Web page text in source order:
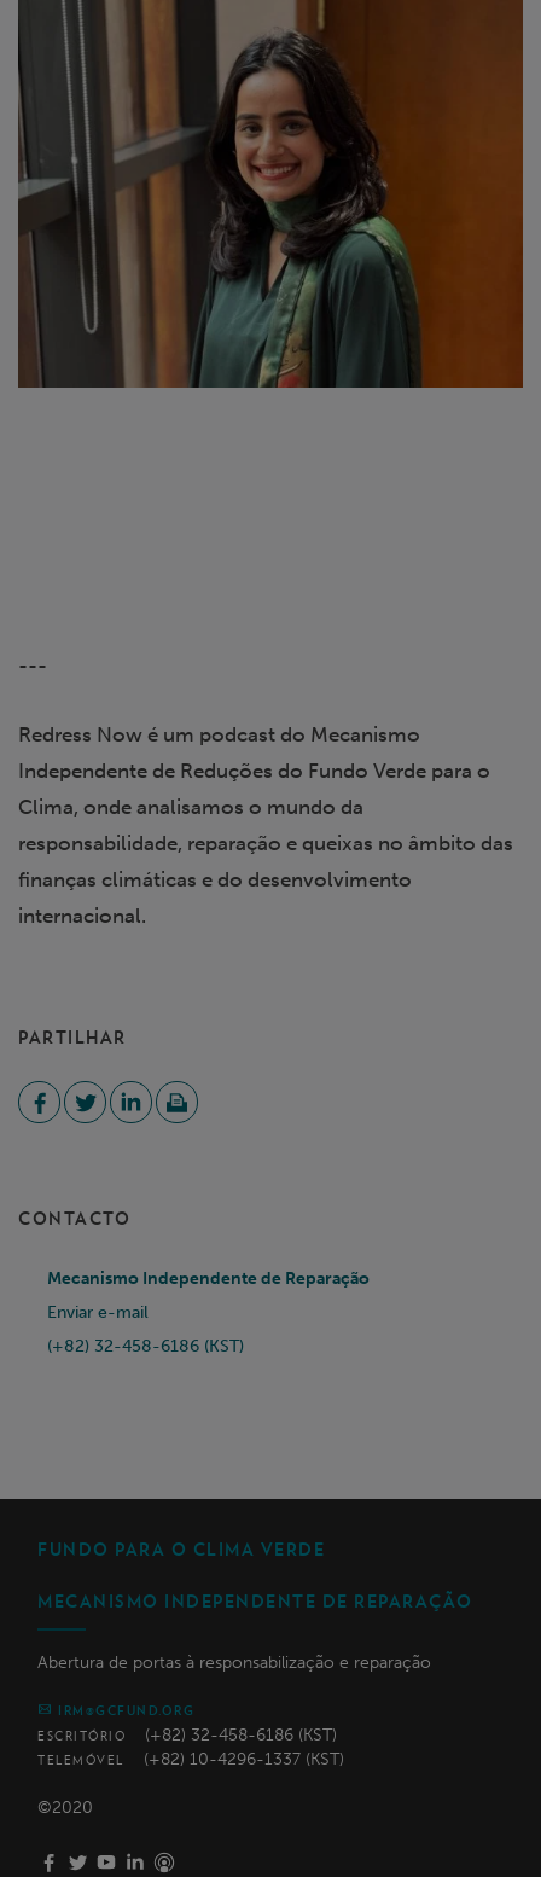
---
Redress Now é um podcast do Mecanismo
Independente de Reduções do Fundo Verde para o
Clima, onde analisamos o mundo da
responsabilidade, reparação e queixas no âmbito das
finanças climáticas e do desenvolvimento
internacional.
PARTILHAR
CONTACTO
Mecanismo Independente de Reparação
Enviar e-mail
(+82) 32-458-6186 (KST)
FUNDO PARA O CLIMA VERDE
MECANISMO INDEPENDENTE DE REPARAÇÃO
Abertura de portas à responsabilização e reparação
IRM@GCFUND.ORG
ESCRITÓRIO
(+82) 32-458-6186 (KST)
TELEMÓVEL (+82) 10-4296-1337 (KST)
©2020